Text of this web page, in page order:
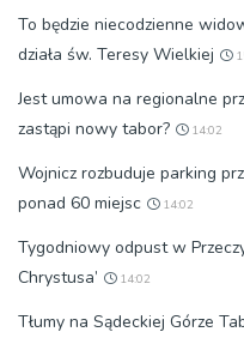
To będzie niecodzienne
działa św. Teresy Wielkiej
Jest umowa na regionalne
zastąpi nowy tabor?
14:02
Wojnicz rozbuduje parking
ponad 60 miejsc
14:02
Tygodniowy odpust w
Chrystusa’
14:02
Tłumy na Sądeckiej Górze